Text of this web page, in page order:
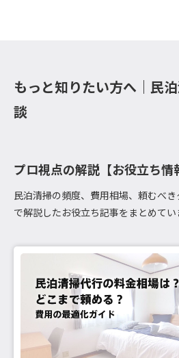
もっと知りたい方へ｜民
談
プロ視点の解説【お役立ち情
民泊清掃の頻度、費用相場、頼むべ
で解説したお役立ち記事をまとめてい